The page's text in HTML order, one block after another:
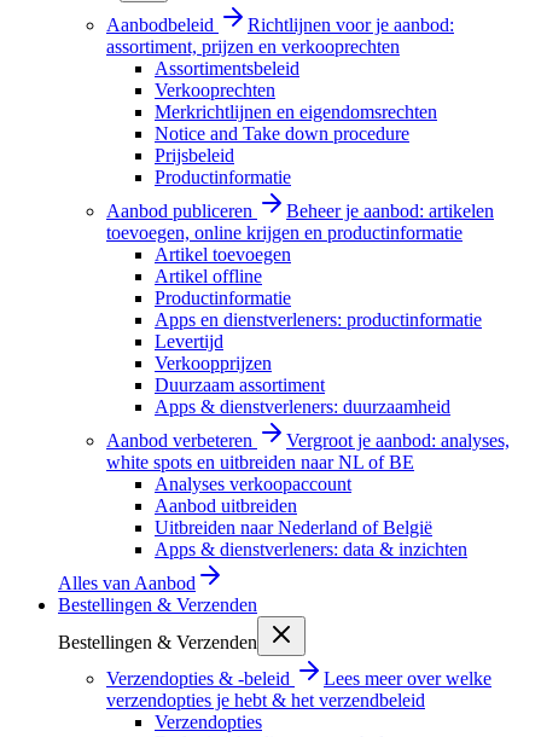
Aanbodbeleid
Richtlijnen voor je aanbod:
assortiment, prijzen en verkooprechten
Assortimentsbeleid
Verkooprechten
Merkrichtlijnen en eigendomsrechten
Notice and Take down procedure
Prijsbeleid
Productinformatie
Aanbod publiceren
Beheer je aanbod: artikelen
toevoegen, online krijgen en productinformatie
Artikel toevoegen
Artikel offline
Productinformatie
Apps en dienstverleners: productinformatie
Levertijd
Verkoopprijzen
Duurzaam assortiment
Apps & dienstverleners: duurzaamheid
Aanbod verbeteren
Vergroot je aanbod: analyses,
white spots en uitbreiden naar NL of BE
Analyses verkoopaccount
Aanbod uitbreiden
Uitbreiden naar Nederland of België
Apps & dienstverleners: data & inzichten
Alles van Aanbod
Bestellingen & Verzenden
Bestellingen & Verzenden
Verzendopties & -beleid
Lees meer over welke
verzendopties je hebt & het verzendbeleid
Verzendopties